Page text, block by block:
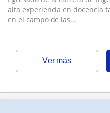
alta experiencia en docencia
en el campo de las...
ver más